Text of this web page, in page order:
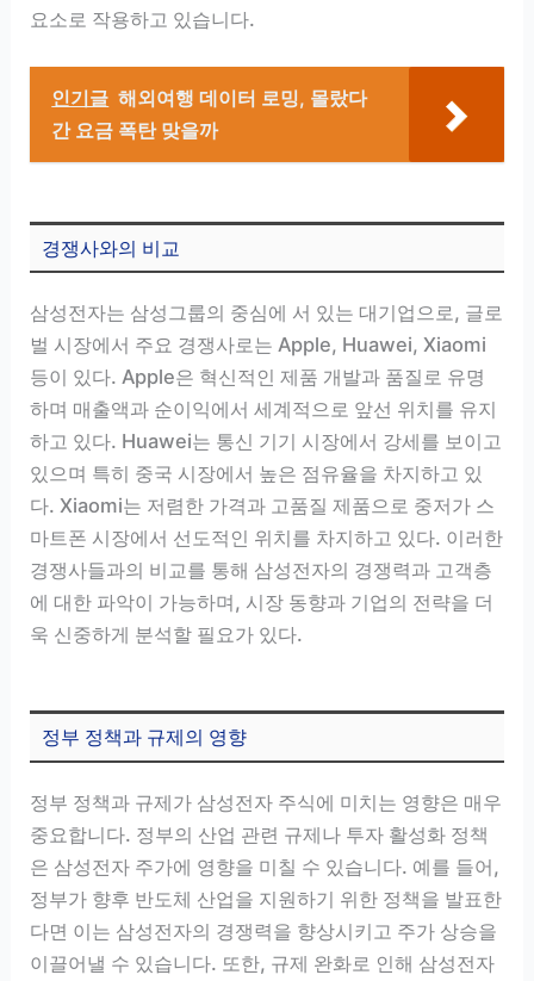
요소로 작용하고 있습니다.
인기글 해외여행 데이터 로밍, 몰랐다
간 요금 폭탄 맞을까
경쟁사와의 비교
삼성전자는 삼성그룹의 중심에 서 있는 대기업으로, 글로
벌 시장에서 주요 경쟁사로는 Apple, Huawei, Xiaomi
등이 있다. Apple은 혁신적인 제품 개발과 품질로 유명
하며 매출액과 순이익에서 세계적으로 앞선 위치를 유지
하고 있다. Huawei는 통신 기기 시장에서 강세를 보이고
있으며 특히 중국 시장에서 높은 점유율을 차지하고 있
다. Xiaomi는 저렴한 가격과 고품질 제품으로 중저가 스
마트폰 시장에서 선도적인 위치를 차지하고 있다. 이러한
경쟁사들과의 비교를 통해 삼성전자의 경쟁력과 고객층
에 대한 파악이 가능하며, 시장 동향과 기업의 전략을 더
욱 신중하게 분석할 필요가 있다.
정부 정책과 규제의 영향
정부 정책과 규제가 삼성전자 주식에 미치는 영향은 매우
중요합니다. 정부의 산업 관련 규제나 투자 활성화 정책
은 삼성전자 주가에 영향을 미칠 수 있습니다. 예를 들어,
정부가 향후 반도체 산업을 지원하기 위한 정책을 발표한
다면 이는 삼성전자의 경쟁력을 향상시키고 주가 상승을
이끌어낼 수 있습니다. 또한, 규제 완화로 인해 삼성전자